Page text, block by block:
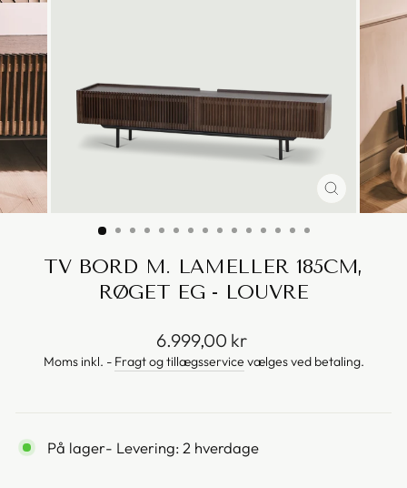
TV BORD M. LAMELLER 185CM,
RØGET EG - LOUVRE
Vejl.
pris
6.999,00 kr
Moms inkl. - Fragt og tillægsservice vælges ved betaling.
På lager- Levering: 2 hverdage